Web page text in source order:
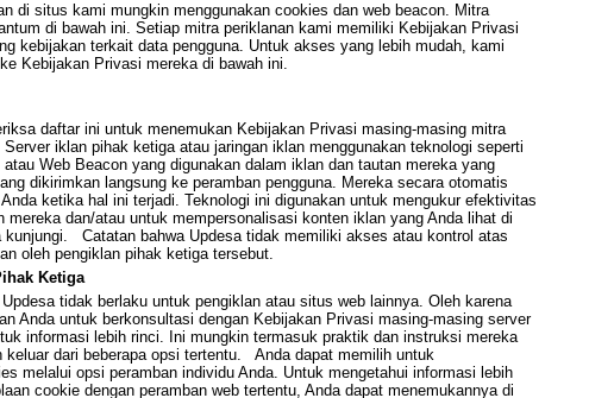
di situs kami mungkin menggunakan cookies dan web beacon. Mitra
di bawah ini. Setiap mitra periklanan kami memiliki Kebijakan Privasi
kebijakan terkait data pengguna. Untuk akses yang lebih mudah, kami
Kebijakan Privasi mereka di bawah ini.
daftar ini untuk menemukan Kebijakan Privasi masing-masing mitra
iklan pihak ketiga atau jaringan iklan menggunakan teknologi seperti
Web Beacon yang digunakan dalam iklan dan tautan mereka yang
dikirimkan langsung ke peramban pengguna. Mereka secara otomatis
ketika hal ini terjadi. Teknologi ini digunakan untuk mengukur efektivitas
mereka dan/atau untuk mempersonalisasi konten iklan yang Anda lihat di
kunjungi. Catatan bahwa Updesa tidak memiliki akses atau kontrol atas
oleh pengiklan pihak ketiga tersebut.
Ketiga
tidak berlaku untuk pengiklan atau situs web lainnya. Oleh karena
Anda untuk berkonsultasi dengan Kebijakan Privasi masing-masing server
informasi lebih rinci. Ini mungkin termasuk praktik dan instruksi mereka
keluar dari beberapa opsi tertentu. Anda dapat memilih untuk
melalui opsi peramban individu Anda. Untuk mengetahui informasi lebih
cookie dengan peramban web tertentu, Anda dapat menemukannya di